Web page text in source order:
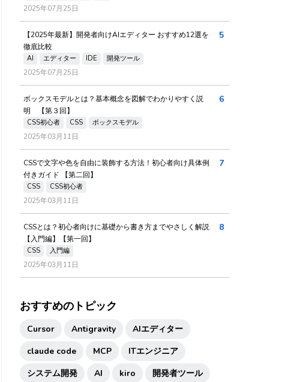
2025年07月25日
【2025年最新】開発者向けAIエディター おすすめ12選を
徹底比較
AI エディター IDE 開発ツール
2025年07月25日
5
ボックスモデルとは？基本概念を図解でわかりやすく説
明 【第３回】
CSS初心者 CSS ボックスモデル
2025年03月11日
6
CSSで文字や色を自由に装飾する方法！初心者向け具体例
付きガイド 【第二回】
CSS CSS初心者
2025年03月11日
7
CSSとは？初心者向けに基礎から書き方までやさしく解説
【入門編】【第一回】
CSS 入門編
2025年03月11日
8
おすすめのトピック
Cursor Antigravity
AIエディター
claude code
MCP
ITエンジニア
システム開発
AI kiro
開発者ツール